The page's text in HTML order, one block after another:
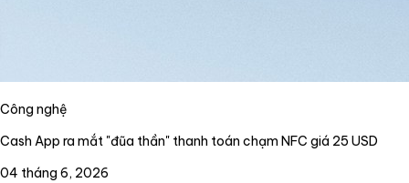
Công nghệ
Cash App ra mắt "đũa thần" thanh toán chạm NFC giá 25 USD
04 tháng 6, 2026